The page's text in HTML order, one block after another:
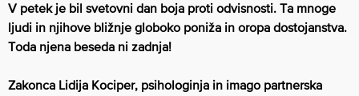
V petek je bil svetovni dan boja proti odvisnosti. Ta mnoge
ljudi in njihove bližnje globoko poniža in oropa dostojanstva.
Toda njena beseda ni zadnja!
Zakonca Lidija Kociper, psihologinja in imago partnerska